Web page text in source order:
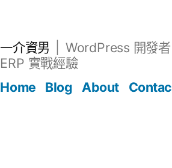
一介資男
WordPress 開發
ERP 實戰經驗
Home
Blog About